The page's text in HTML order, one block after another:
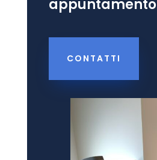
appuntamento
CONTATTI